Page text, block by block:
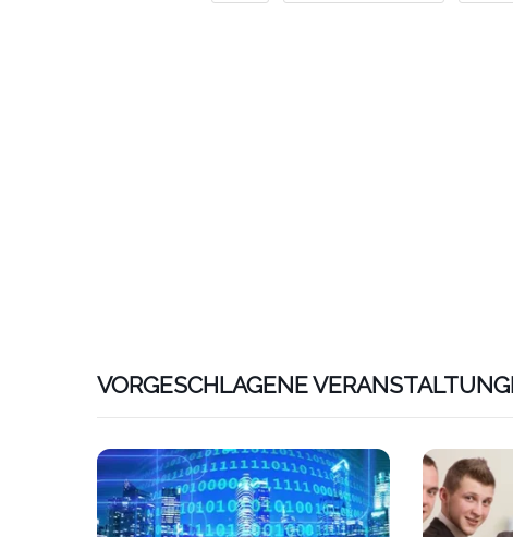
VORGESCHLAGENE
Link zu